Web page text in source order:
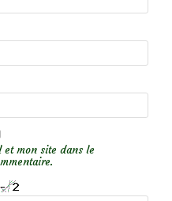
mon site dans le